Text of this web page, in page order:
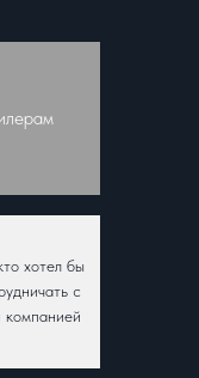
хотел бы
с
компанией